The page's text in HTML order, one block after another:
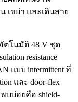
เขย่า และเดินสาย
ตโนมัติ 48 V ชุด
resistance
แบบ intermittent ที่
และ door-flex
บบ่อยคือ shield-